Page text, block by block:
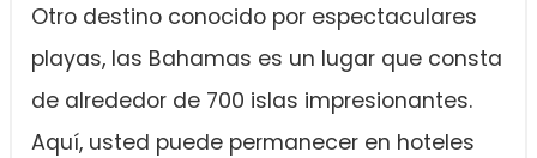
Otro destino conocido por espectaculares
playas, las Bahamas es un lugar que consta
de alrededor de 700 islas impresionantes.
Aquí, usted puede permanecer en hoteles